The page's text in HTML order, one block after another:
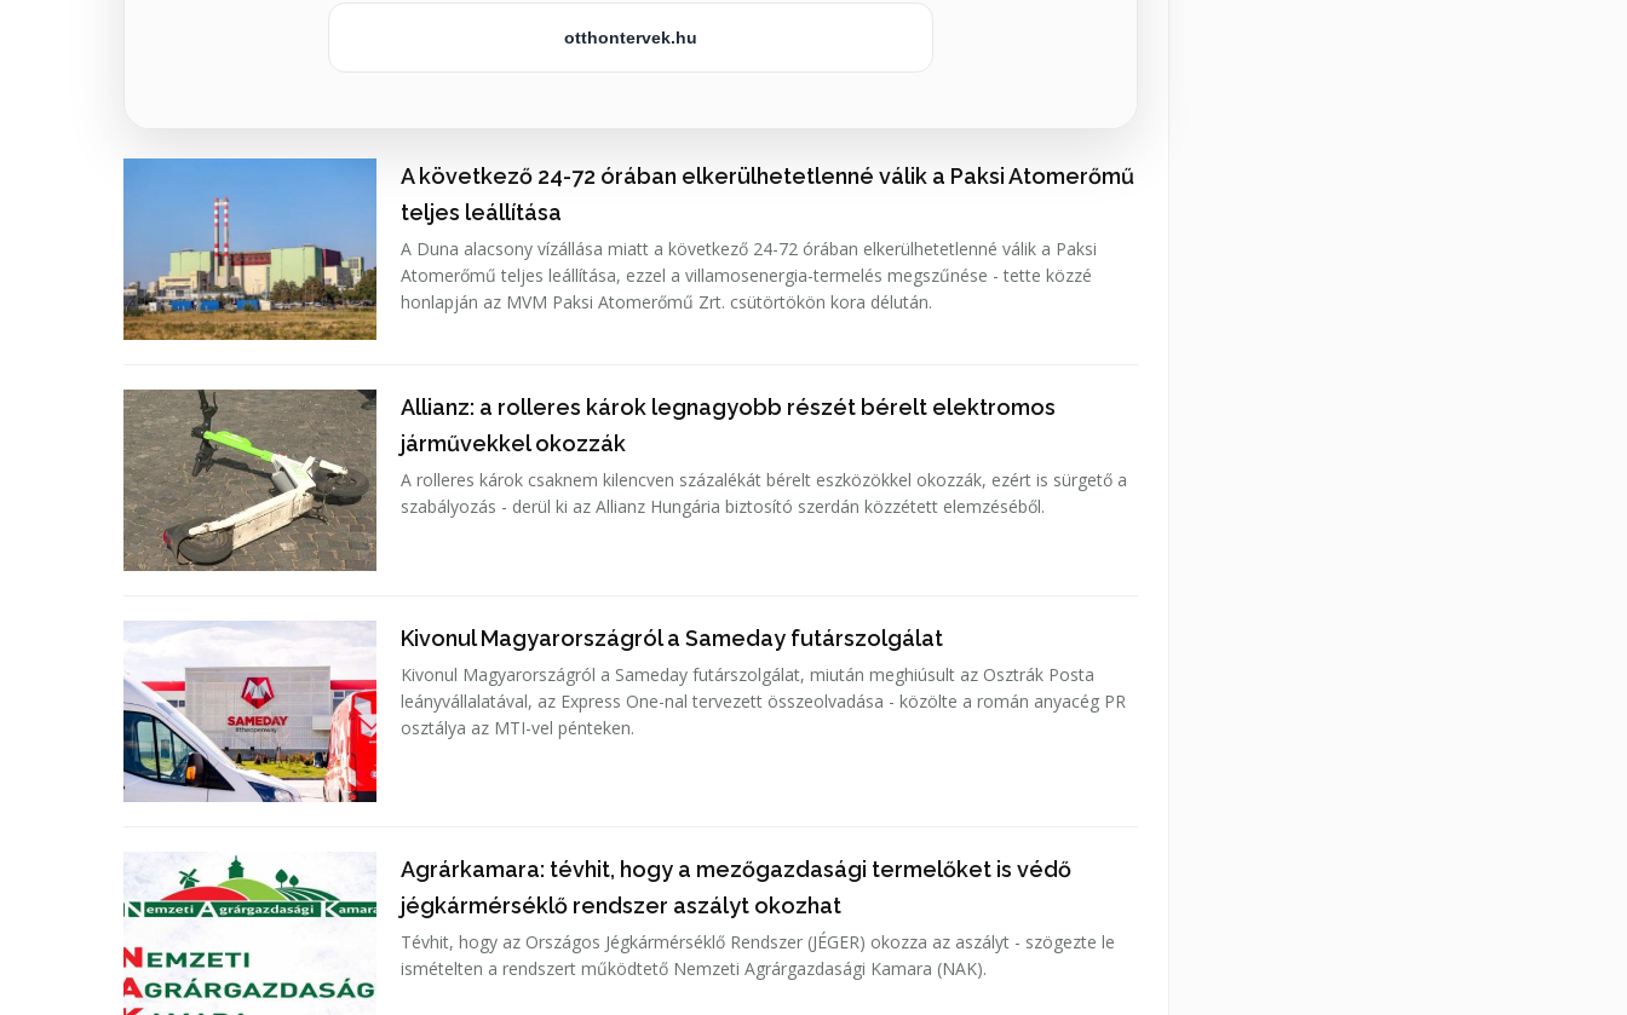
otthontervek.hu
A következő 24-72 órában elkerülhetetlenné válik a Paksi Atomerőmű
teljes leállítása
A Duna alacsony vízállása miatt a következő 24-72 órában elkerülhetetlenné válik a Paksi
Atomerőmű teljes leállítása, ezzel a villamosenergia-termelés megszűnése - tette közzé
honlapján az MVM Paksi Atomerőmű Zrt. csütörtökön kora délután.
Allianz: a rolleres károk legnagyobb részét bérelt elektromos
járművekkel okozzák
A rolleres károk csaknem kilencven százalékát bérelt eszközökkel okozzák, ezért is sürgető a
szabályozás - derül ki az Allianz Hungária biztosító szerdán közzétett elemzéséből.
Kivonul Magyarországról a Sameday futárszolgálat
Kivonul Magyarországról a Sameday futárszolgálat, miután meghiúsult az Osztrák Posta
leányvállalatával, az Express One-nal tervezett összeolvadása - közölte a román anyacég PR
osztálya az MTI-vel pénteken.
Agrárkamara: tévhit, hogy a mezőgazdasági termelőket is védő
jégkármérséklő rendszer aszályt okozhat
Tévhit, hogy az Országos Jégkármérséklő Rendszer (JÉGER) okozza az aszályt - szögezte le
ismételten a rendszert működtető Nemzeti Agrárgazdasági Kamara (NAK).